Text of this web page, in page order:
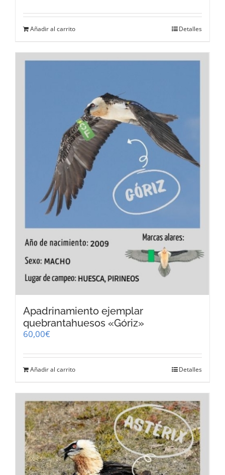
Añadir al carrito Detalles
Apadrinamiento ejemplar
quebrantahuesos «Góriz»
60,00€
Añadir al carrito Detalles